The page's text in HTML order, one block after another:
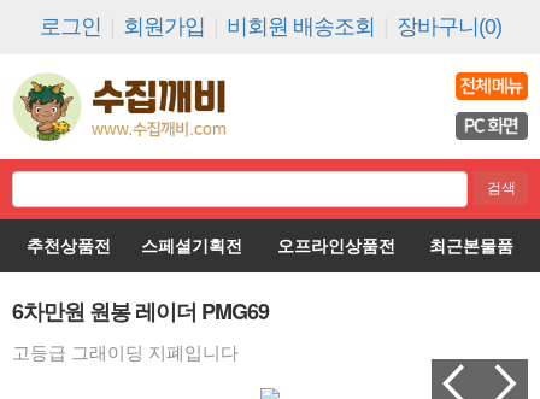
로그인 회원가입 비회원 배송조회 장바구니(0)
추천상품전 스페셜기획전 오프라인상품전 최근본물품
6차만원 원봉 레이더 PMG69
고등급 그래이딩 지폐입니다